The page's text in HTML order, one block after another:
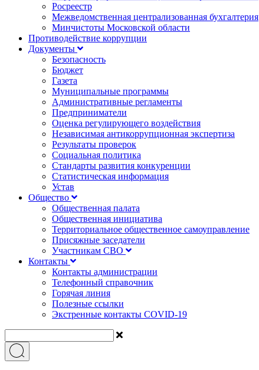
Росреестр
Межведомственная централизованная бухгалтерия
Минчистоты Московской области
Противодействие коррупции
Документы
Безопасность
Бюджет
Газета
Муниципальные программы
Административные регламенты
Предприниматели
Оценка регулирующего воздействия
Независимая антикоррупционная экспертиза
Результаты проверок
Социальная политика
Стандарты развития конкуренции
Статистическая информация
Устав
Общество
Общественная палата
Общественная инициатива
Территориальное общественное самоуправление
Присяжные заседатели
Участникам СВО
Контакты
Контакты администрации
Телефонный справочник
Горячая линия
Полезные ссылки
Экстренные контакты COVID-19